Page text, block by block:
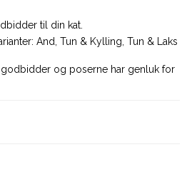
til din kat.
And, Tun & Kylling, Tun & Laks
og poserne har genluk for